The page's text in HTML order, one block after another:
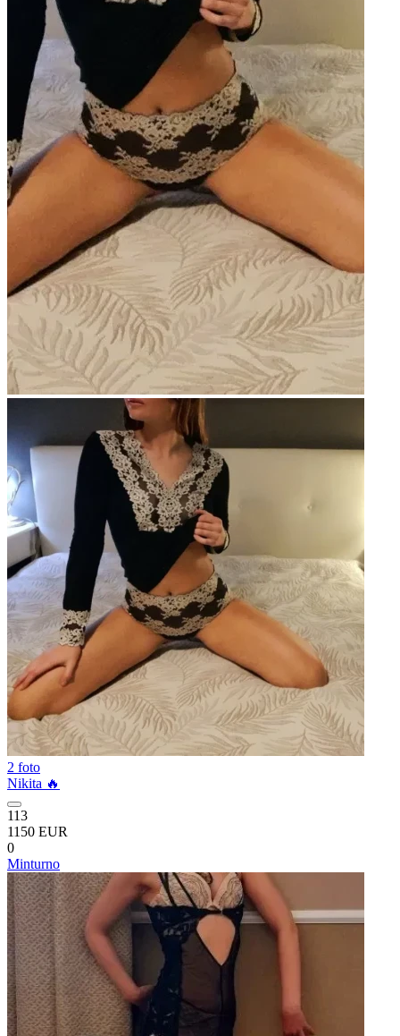
2 foto
Nikita 🔥
113
1150 EUR
0
Minturno